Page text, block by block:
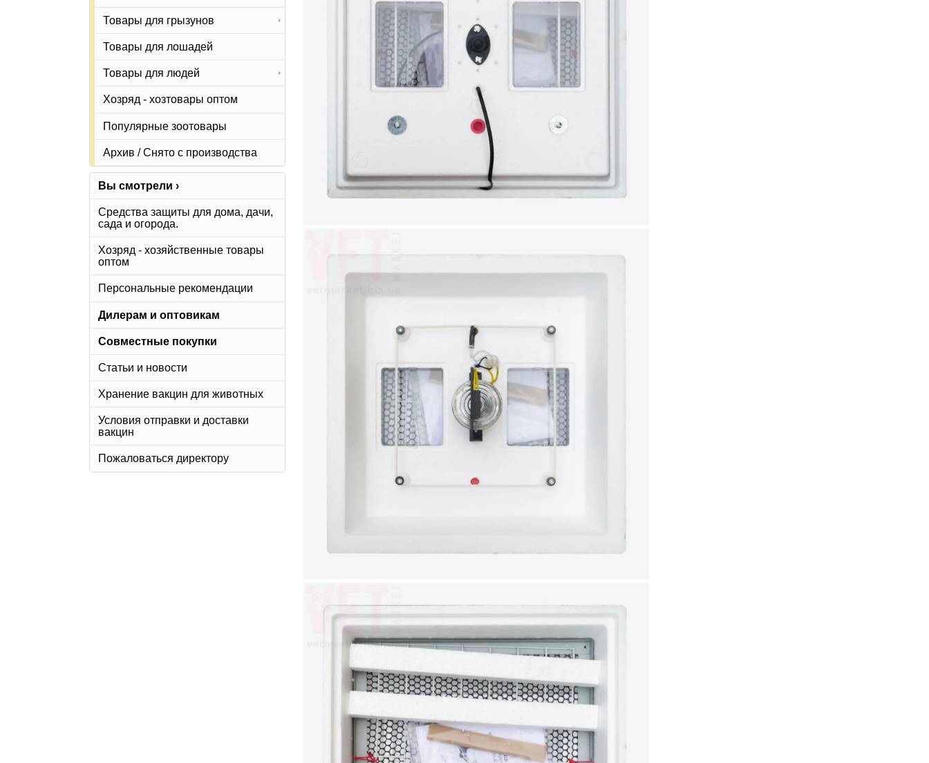
Товары для грызунов
Товары для лошадей
Товары для людей
Хозряд - хозтовары оптом
Популярные зоотовары
Архив / Снято с производства
Вы смотрели ›
Средства защиты для дома, дачи,
сада и огорода.
Хозряд - хозяйственные товары
оптом
Персональные рекомендации
Дилерам и оптовикам
Совместные покупки
Статьи и новости
Хранение вакцин для животных
Условия отправки и доставки
вакцин
Пожаловаться директору